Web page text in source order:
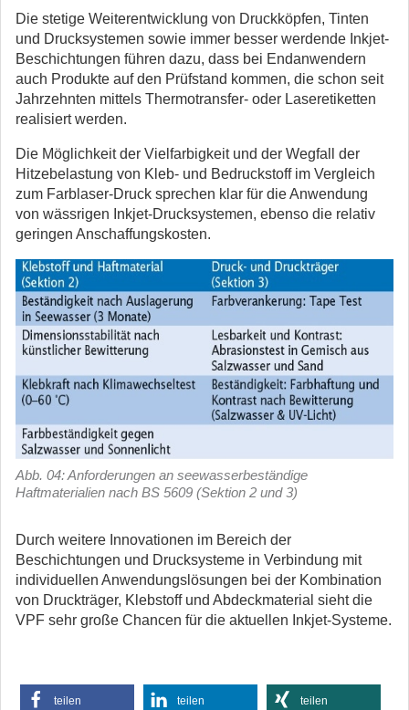
Die stetige Weiterentwicklung von Druckköpfen, Tinten
und Drucksystemen sowie immer besser werdende Inkjet-
Beschichtungen führen dazu, dass bei Endanwendern
auch Produkte auf den Prüfstand kommen, die schon seit
Jahrzehnten mittels Thermotransfer- oder Laseretiketten
realisiert werden.
Die Möglichkeit der Vielfarbigkeit und der Wegfall der
Hitzebelastung von Kleb- und Bedruckstoff im Vergleich
zum Farblaser-Druck sprechen klar für die Anwendung
von wässrigen Inkjet-Drucksystemen, ebenso die relativ
geringen Anschaffungskosten.
Abb. 04: Anforderungen an seewasserbeständige
Haftmaterialien nach BS 5609 (Sektion 2 und 3)
Durch weitere Innovationen im Bereich der
Beschichtungen und Drucksysteme in Verbindung mit
individuellen Anwendungslösungen bei der Kombination
von Druckträger, Klebstoff und Abdeckmaterial sieht die
VPF sehr große Chancen für die aktuellen Inkjet-Systeme.
teilen teilen teilen